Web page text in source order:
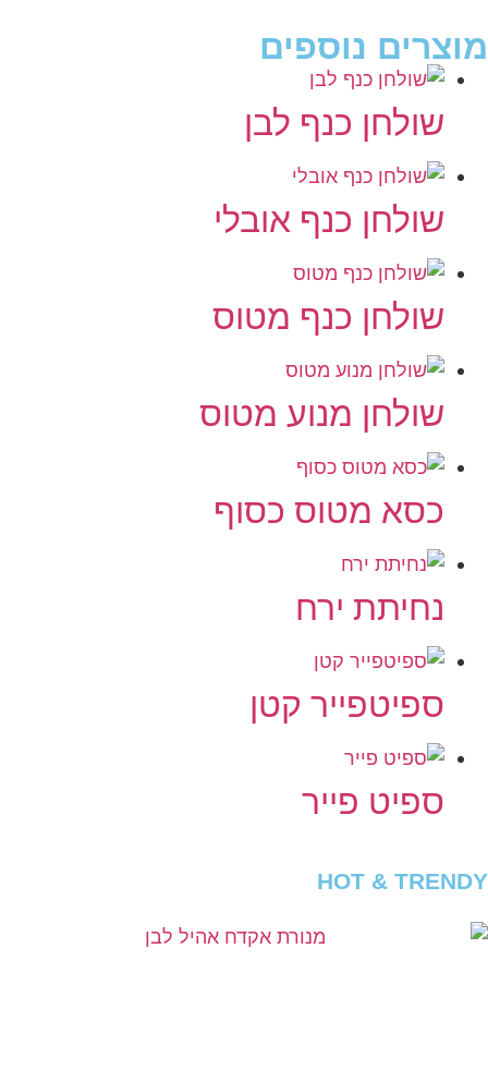
מוצרים נוספים
שולחן כנף לבן
שולחן כנף אובלי
שולחן כנף מטוס
שולחן מנוע מטוס
כסא מטוס כסוף
נחיתת ירח
ספיטפייר קטן
ספיט פייר
HOT & TRENDY